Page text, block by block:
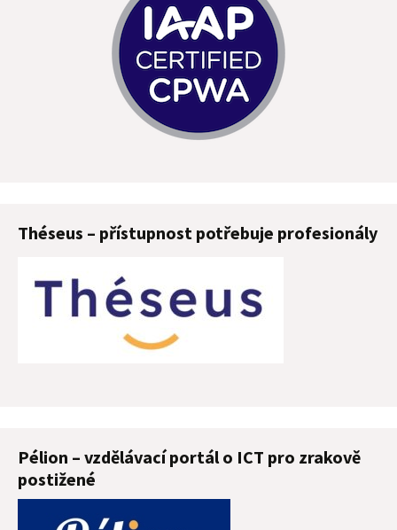
Théseus – přístupnost potřebuje profesionály
Pélion – vzdělávací portál o ICT pro zrakově
postižené